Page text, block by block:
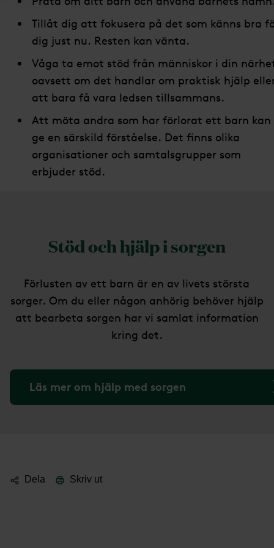
Tillåt dig att fokusera på det som känns bra
dig just nu. Resten kan vänta.
Våga ta emot stöd från människor i din
oavsett om det handlar om praktisk hjälp
att bara få vara ledsen tillsammans.
Att möta andra som har förlorat ett barn kan
ge en särskild förståelse. Det finns olika
organisationer och samtalsgrupper som
erbjuder stöd.
Stöd och hjälp i sorgen
Förlusten av ett barn är en av livets största
sorger. Om du eller någon anhörig behöver hjälp
att bearbeta sorgen har vi samlat information
kring det.
Läs mer om hjälp med sorgen
Dela Skriv ut